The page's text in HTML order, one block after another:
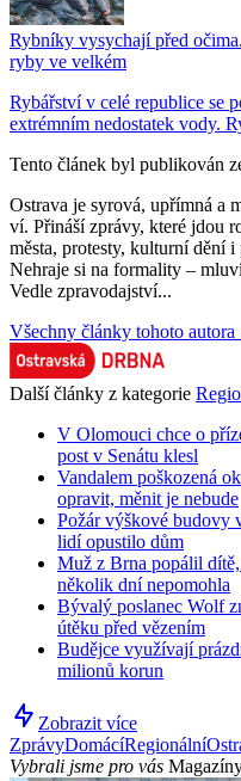
Rybníky vysychají před
ryby ve velkém
Rybářství v celé republice se
extrémním nedostatek vody.
Tento článek byl publikován
Ostrava je syrová, upřímná a
ví. Přináší zprávy, které jdou
města, protesty, kulturní dění
Nehraje si na formality –
Vedle zpravodajství...
Všechny články tohoto
Další články z kategorie
V Olomouci chce o
post v Senátu klesl
Vandalem poškozená
opravit, měnit je nebude
Požár výškové budovy
lidí opustilo dům
Muž z Brna popálil
několik dní nepomohla
Bývalý poslanec Wolf
útěku před vězením
Budějce využívají
milionů korun
Zobrazit více
ZprávyDomácíRegionální
Vybrali jsme pro vás